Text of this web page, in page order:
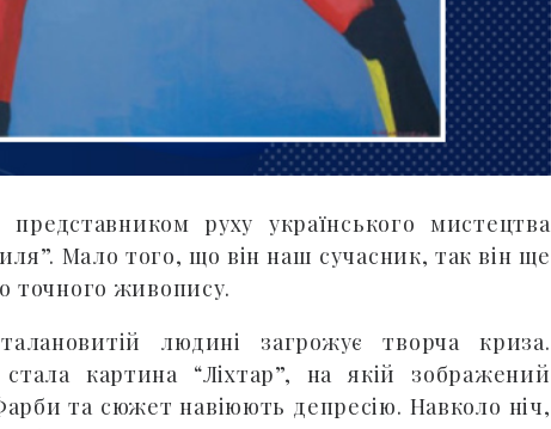
руху українського мистецтва
Мало того, що він наш сучасник, так він ще
точного живопису.
людині загрожує творча криза.
картина “Ліхтар”, на якій зображений
та сюжет навіюють депресію. Навколо ніч,